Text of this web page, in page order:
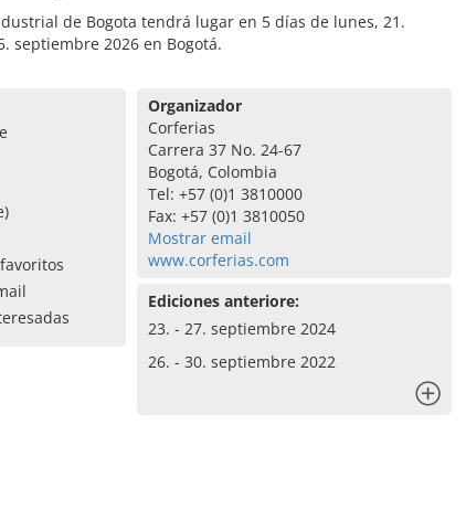
de Bogota tendrá lugar en 5 días de lunes, 21.
septiembre 2026 en Bogotá.
Organizador
Corferias
Carrera 37 No. 24-67
Bogotá, Colombia
Tel: +57 (0)1 3810000
Fax: +57 (0)1 3810050
Mostrar email
www.corferias.com
Ediciones anteriore:
23. - 27. septiembre 2024
26. - 30. septiembre 2022